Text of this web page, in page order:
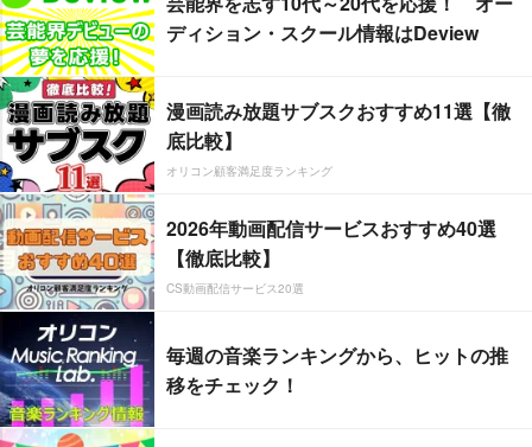
ディション・スクール情報はDeview
漫画読み放題サブスクおすすめ11選【徹
底比較】
オリコン顧客満足度ランキング
2026年動画配信サービスおすすめ40選
【徹底比較】
CS動画配信サービス20選
毎週の音楽ランキングから、ヒットの推
移をチェック！